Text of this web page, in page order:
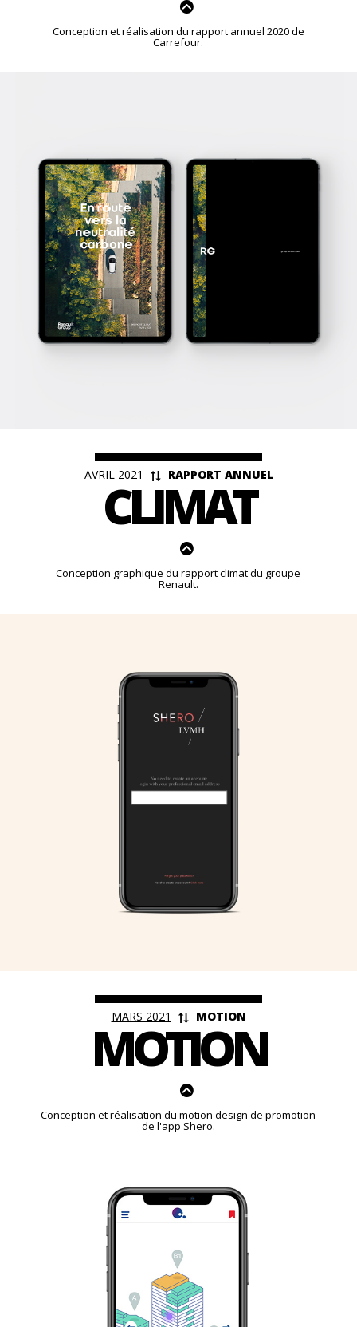
Conception et réalisation du rapport annuel 2020 de
Carrefour.
AVRIL 2021 < RAPPORT ANNUEL
CLIMAT
Conception graphique du rapport climat du groupe
Renault.
Conception et réalisation du motion design de promotion
de l'app Shero.
MOTION
MARS 2021 < MOTION